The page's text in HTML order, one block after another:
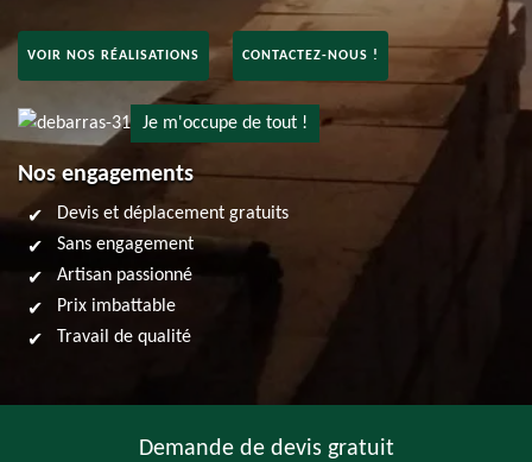
VOIR NOS RÉALISATIONS CONTACTEZ-NOUS !
Je m'occupe de tout !
Nos engagements
Devis et déplacement gratuits
Sans engagement
Artisan passionné
Prix imbattable
Travail de qualité
Demande de devis gratuit